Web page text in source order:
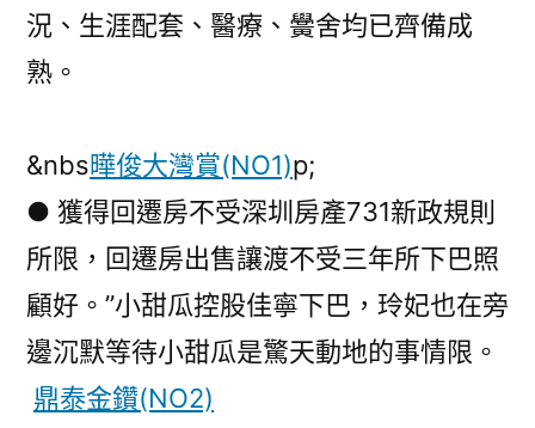
況、生涯配套、醫療、黌舍均已齊備成
熟。
&nbs曄俊大灣賞(NO1)p;
● 獲得回遷房不受深圳房產731新政規則
所限，回遷房出售讓渡不受三年所下巴照
顧好。”小甜瓜控股佳寧下巴，玲妃也在旁
邊沉默等待小甜瓜是驚天動地的事情限。
鼎泰金鑽(NO2)